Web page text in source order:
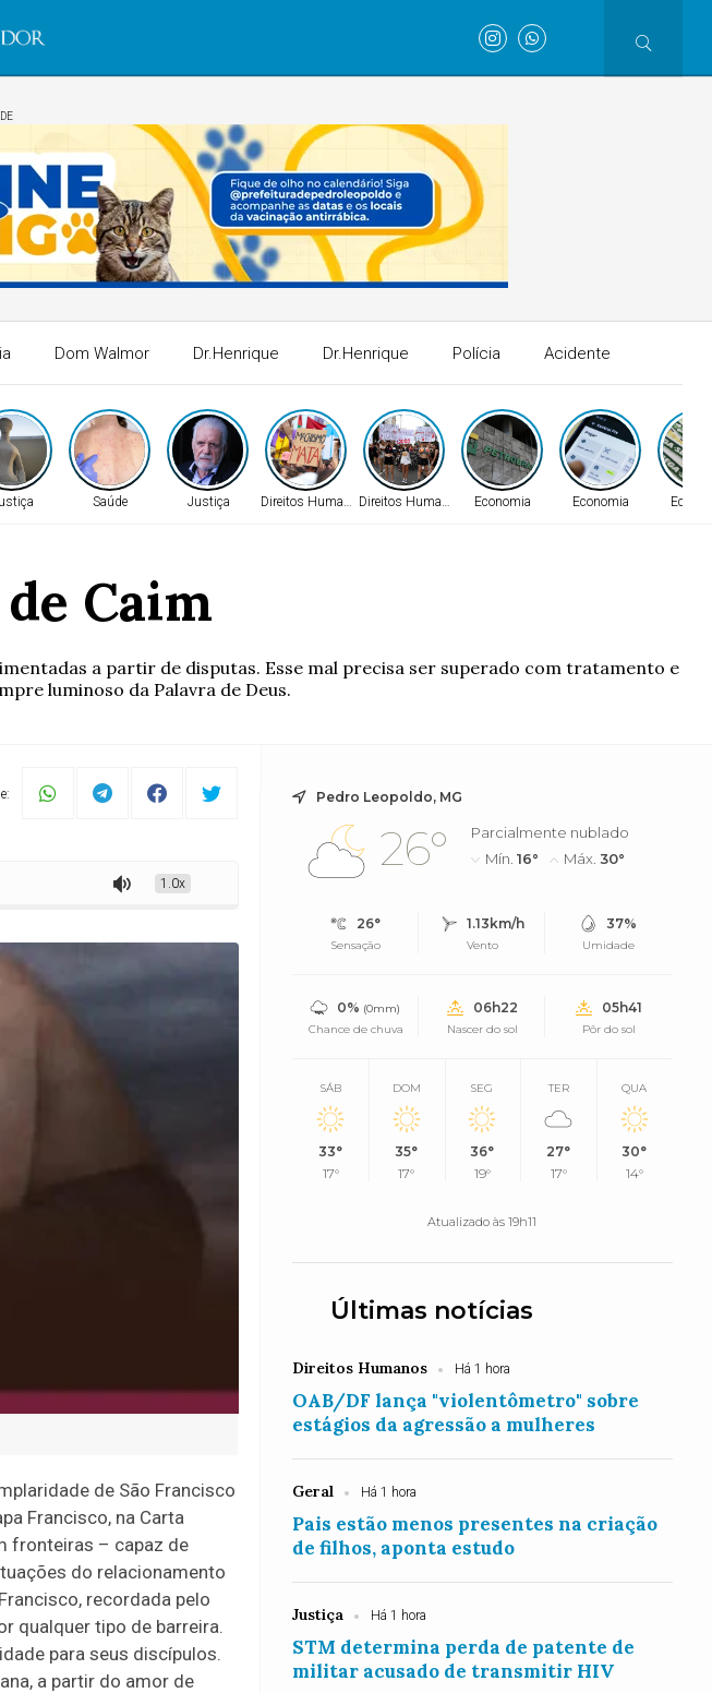
Dom Walmor Dr.Henrique Dr.Henrique Polícia Acidente
Saúde Justiça Direitos HumanosDireitos Humanos Economia Economia
Caim
a partir de disputas. Esse mal precisa ser superado com tratamento e
luminoso da Palavra de Deus.
1.0x
de São Francisco
Francisco, na Carta
fronteiras – capaz de
do relacionamento
recordada pelo
qualquer tipo de barreira.
para seus discípulos.
a partir do amor de
Pedro Leopoldo, MG
26°
Parcialmente nublado
Mín.16° Máx.30°
26°
Sensação
1.13km/h
Vento
37%
Umidade
0% (0mm)
Chance de chuva
06h22
Nascer do sol
05h41
Pôr do sol
SÁB
33°
17°
DOM
35°
17°
SEG
36°
19°
TER
27°
17°
QUA
30°
14°
Atualizado às 19h11
Últimas notícias
Direitos Humanos Há 1 hora
OAB/DF lança "violentômetro" sobre
estágios da agressão a mulheres
Geral Há 1 hora
Pais estão menos presentes na criação
de filhos, aponta estudo
Justiça Há 1 hora
STM determina perda de patente de
militar acusado de transmitir HIV